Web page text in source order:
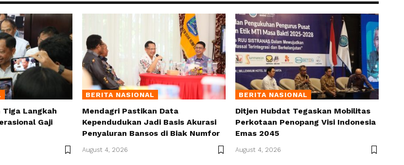
Tiga Langkah
Gaji
BERITA NASIONAL
Mendagri Pastikan Data
Kependudukan Jadi Basis Akurasi
Penyaluran Bansos di Biak Numfor
August 4, 2026
BERITA NASIONAL
Ditjen Hubdat Tegaskan Mobilitas
Perkotaan Penopang Visi Indonesia
Emas 2045
August 4, 2026